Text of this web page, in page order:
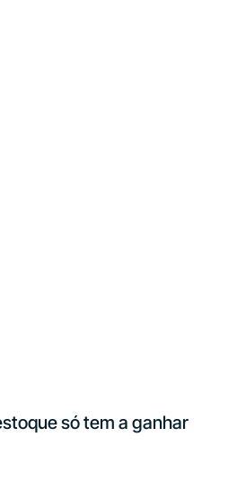
só tem a ganhar